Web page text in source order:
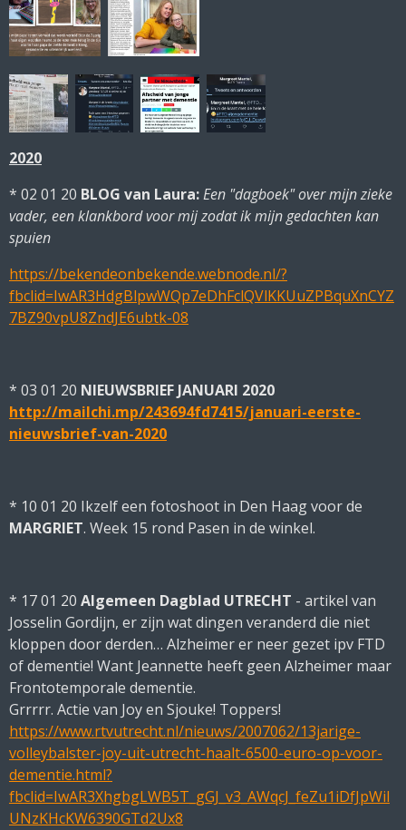
2020
* 02 01 20 BLOG van Laura:Een "dagboek" over mijn zieke
vader, een klankbord voor mij zodat ik mijn gedachten kan
spuien
https://bekendeonbekende.webnode.nl/?
fbclid=IwAR3HdgBlpwWQp7eDhFclQVlKKUuZPBquXnCYZ
7BZ90vpU8ZndJE6ubtk-08
* 03 01 20 NIEUWSBRIEF JANUARI 2020
http://mailchi.mp/243694fd7415/januari-eerste-
nieuwsbrief-van-2020
* 10 01 20 Ikzelf een fotoshoot in Den Haag voor de
MARGRIET. Week 15 rond Pasen in de winkel.
* 17 01 20 Algemeen Dagblad UTRECHT - artikel van
Josselin Gordijn, er zijn wat dingen veranderd die niet
kloppen door derden… Alzheimer er neer gezet ipv FTD
of dementie! Want Jeannette heeft geen Alzheimer maar
Frontotemporale dementie.
Grrrrr. Actie van Joy en Sjouke! Toppers!
https://www.rtvutrecht.nl/nieuws/2007062/13jarige-
volleybalster-joy-uit-utrecht-haalt-6500-euro-op-voor-
dementie.html?
fbclid=IwAR3XhgbgLWB5T_gGJ_v3_AWqcJ_feZu1iDfJpWil
UNzKHcKW6390GTd2Ux8